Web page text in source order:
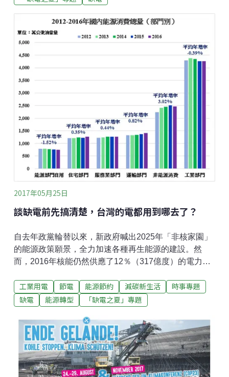
李明博大為震怒，當月底，身為主管機關的知識經濟部
長崔重卿便下台一鞠躬。類似景象，以後會不會發生在
台灣？時隔20年，台灣缺電潮捲土重來去年（2016）5
月31日，台灣創下近10年來最低的備用容量率記錄
（1.64％），尖峰用電一度只剩564MW可資調度，距離
準備限電的門檻（500 MW）近在咫尺。2017年盛夏將
至，明眼人都知道，今年又將是充滿挑戰的一年。缺電
是啥米滋味？很多人或許都沒記憶了。也難怪，台灣上
一波缺電潮發生在民國78～84年（198
2017年05月25日
談缺電前先搞清楚，台灣的電都用到哪去了？
自去年政黨輪替以來，新政府喊出2025年「非核家園」
的能源政策願景，全力加速各種再生能源的建設。然
而，2016年核能仍然供應了12％（317億度）的電力，
「缺電」警語和流言未曾間斷，有人擔心再生能源緩不
濟急、供應不夠穩定，有人認為鼓勵節能、或用漲電價
在爭辯如何替台灣增加電力來源的時候，你知道我們的
電都用到哪去了嗎？四月份「氣候戰役在台灣」廣播節
目，採訪了台大風險社會與政策研究中心（RSPRC）兩
位專家：趙家緯和林怡均，分析去年全台耗能情況，為
何住宅用電成長停不了？運輸部門耗能問題出在哪？哪
工業用電 節電 能源節約 減碳新生活
時事專題
缺電
能源轉型 「缺電之夏」專題